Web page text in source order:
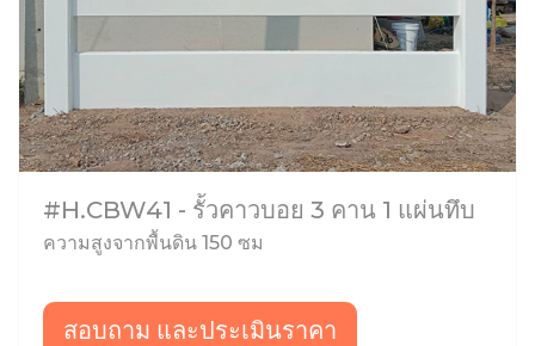
#H.CBW41 - รั้วคาวบอย 3 คาน 1 แผ่นทึบ
ความสูงจากพื้นดิน 150 ซม
สอบถาม และประเมินราคา